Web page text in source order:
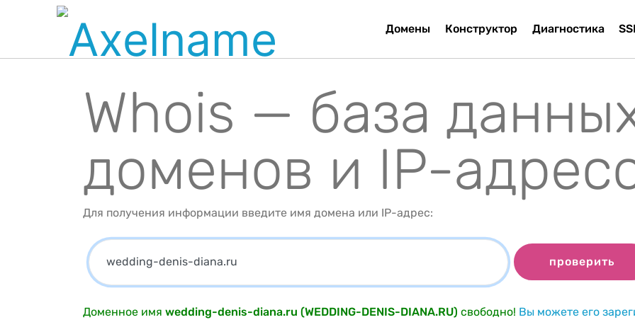
Домены Конструктор Диагностика
Whois — база
доменов и IP-
Для получения информации введите имя домена или IP-адрес:
проверить
Доменное имя wedding-denis-diana.ru (WEDDING-DENIS-DIANA.RU) свободно! Вы можете его